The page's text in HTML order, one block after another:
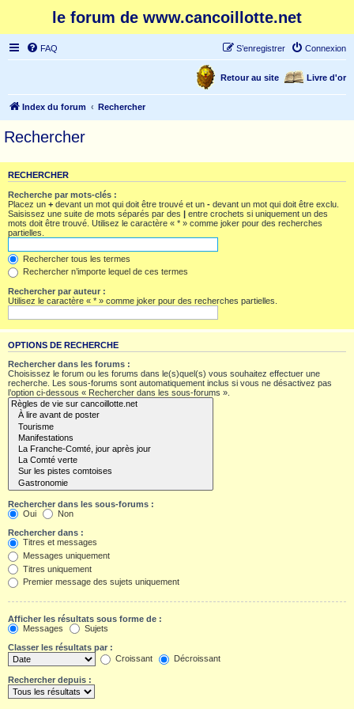
le forum de www.cancoillotte.net
FAQ Connexion
S’enregistrer
Livre d'or
Retour au site
Index du forum Rechercher
Rechercher
RECHERCHER
Recherche par mots-clés :
Placez un + devant un mot qui doit être trouvé et un - devant un mot qui doit être exclu.
Saisissez une suite de mots séparés par des | entre crochets si uniquement un des
mots doit être trouvé. Utilisez le caractère « * » comme joker pour des recherches
partielles.
Rechercher tous les termes
Rechercher n’importe lequel de ces termes
Rechercher par auteur :
Utilisez le caractère « * » comme joker pour des recherches partielles.
OPTIONS DE RECHERCHE
Rechercher dans les forums :
Choisissez le forum ou les forums dans le(s)quel(s) vous souhaitez effectuer une
recherche. Les sous-forums sont automatiquement inclus si vous ne désactivez pas
l’option ci-dessous « Rechercher dans les sous-forums ».
Rechercher dans les sous-forums :
Oui
Non
Rechercher dans :
Titres et messages
Messages uniquement
Titres uniquement
Premier message des sujets uniquement
Afficher les résultats sous forme de :
Messages
Sujets
Classer les résultats par :
Croissant
Décroissant
Rechercher depuis :